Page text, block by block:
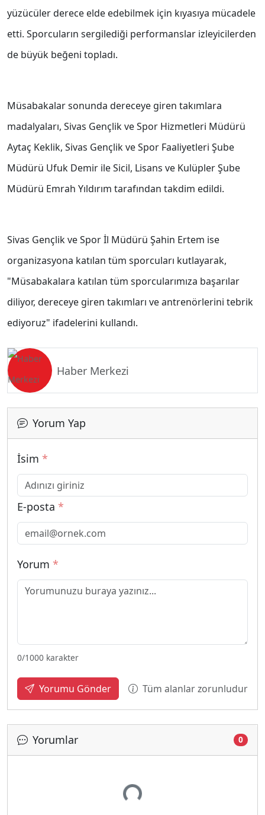
yüzücüler derece elde edebilmek için kıyasıya mücadele
etti. Sporcuların sergilediği performanslar izleyicilerden
de büyük beğeni topladı.
Müsabakalar sonunda dereceye giren takımlara
madalyaları, Sivas Gençlik ve Spor Hizmetleri Müdürü
Aytaç Keklik, Sivas Gençlik ve Spor Faaliyetleri Şube
Müdürü Ufuk Demir ile Sicil, Lisans ve Kulüpler Şube
Müdürü Emrah Yıldırım tarafından takdim edildi.
Sivas Gençlik ve Spor İl Müdürü Şahin Ertem ise
organizasyona katılan tüm sporcuları kutlayarak,
"Müsabakalara katılan tüm sporcularımıza başarılar
diliyor, dereceye giren takımları ve antrenörlerini tebrik
ediyoruz" ifadelerini kullandı.
Haber Merkezi
Yorum Yap
İsim *
E-posta *
Yorum *
0/1000 karakter
Yorumu Gönder Tüm alanlar zorunludur
Yorumlar 0